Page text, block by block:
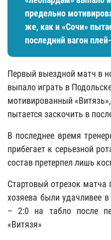
предельно
же, как и «Сочи»
последний вагон
Первый выездной матч в
выпало играть в
мотивированный
пытается заскочить в
В последнее время
прибегает к серьезной
состав претерпел лишь
Стартовый отрезок
хозяева были удачливее
– 2:0 на табло после
«Витязя»